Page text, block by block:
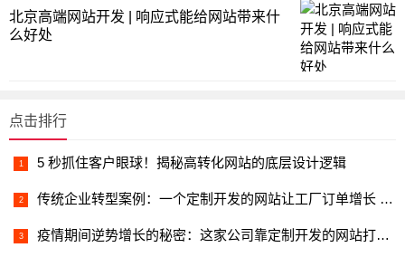
北京高端网站开发 | 响应式能给网站带来什
么好处
点击排行
5 秒抓住客户眼球！揭秘高转化网站的底层设计逻辑
传统企业转型案例：一个定制开发的网站让工厂订单增长 200% 的真相
疫情期间逆势增长的秘密：这家公司靠定制开发的网站打通 “线上生命线”